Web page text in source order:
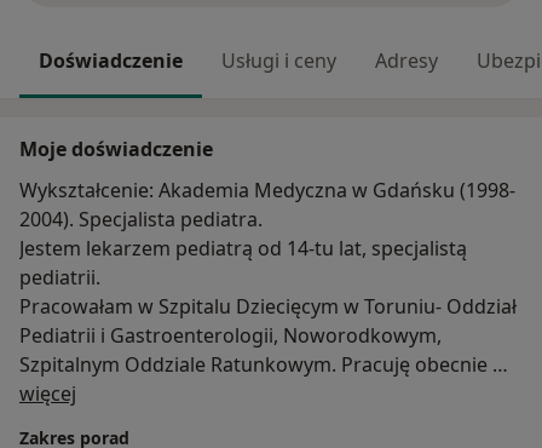
Doświadczenie Usługi i ceny Adresy
Moje doświadczenie
Wykształcenie: Akademia Medyczna w Gdańsku (1998-
2004). Specjalista pediatra.
Jestem lekarzem pediatrą od 14-tu lat, specjalistą
pediatrii.
Pracowałam w Szpitalu Dziecięcym w Toruniu- Oddział
Pediatrii i Gastroenterologii, Noworodkowym,
Szpitalnym Oddziale Ratunkowym. Pracuję obecnie w
przychodni - POZ-Podgórz .
więcej
Zakres porad